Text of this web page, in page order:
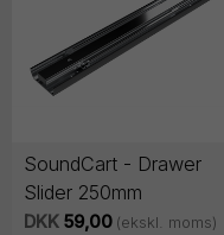
SoundCart - Drawer
Slider 250mm
DKK 59,00 (ekskl. moms)